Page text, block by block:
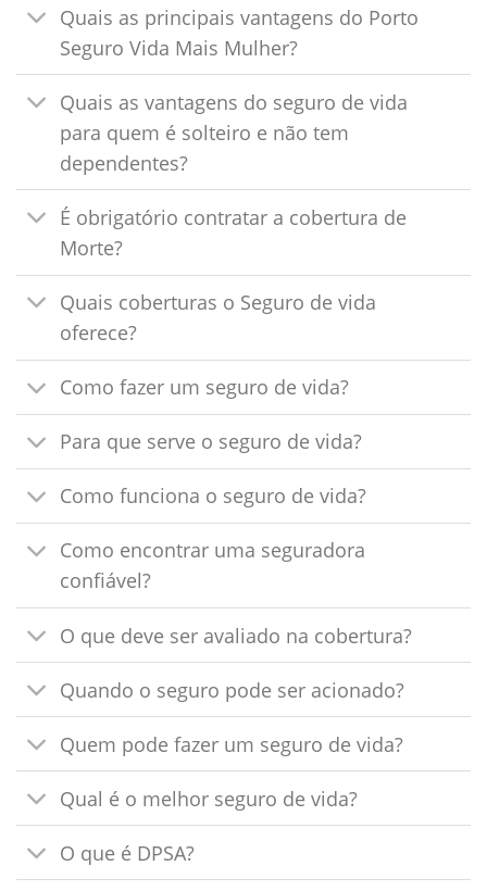
Quais as principais vantagens do Porto
Seguro Vida Mais Mulher?
Quais as vantagens do seguro de vida
para quem é solteiro e não tem
dependentes?
É obrigatório contratar a cobertura de
Morte?
Quais coberturas o Seguro de vida
oferece?
Como fazer um seguro de vida?
Para que serve o seguro de vida?
Como funciona o seguro de vida?
Como encontrar uma seguradora
confiável?
O que deve ser avaliado na cobertura?
Quando o seguro pode ser acionado?
Quem pode fazer um seguro de vida?
Qual é o melhor seguro de vida?
O que é DPSA?